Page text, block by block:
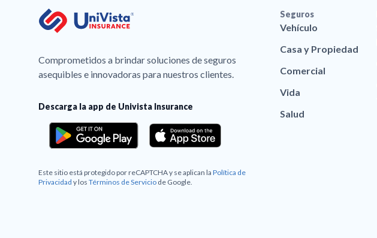
Comprometidos a brindar soluciones de seguros
asequibles e innovadoras para nuestros clientes.
Descarga la app de Univista Insurance
Este sitio está protegido por reCAPTCHA y se aplican la Política de
Privacidad y los Términos de Servicio de Google.
Seguros
Vehículo
Casa y Propiedad
Comercial
Vida
Salud